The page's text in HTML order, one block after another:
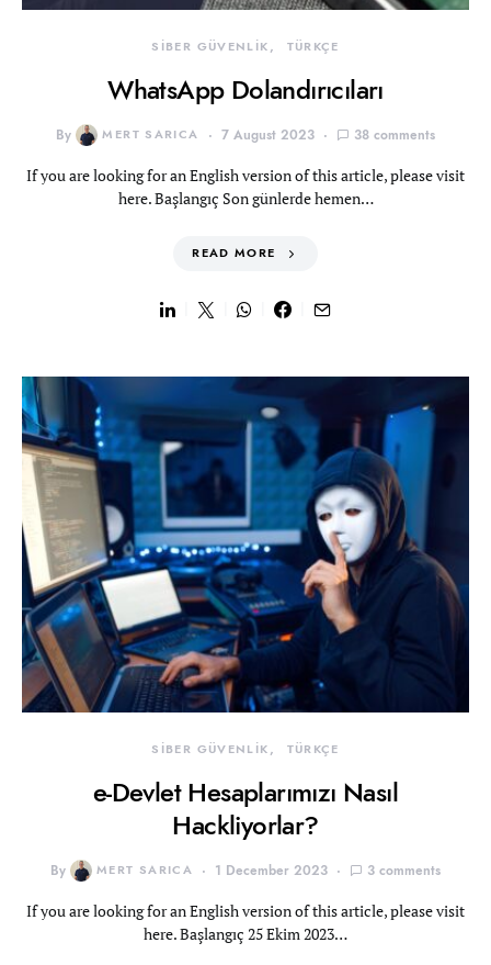
SİBER GÜVENLİK TÜRKÇE
WhatsApp Dolandırıcıları
By MERT SARICA 7 August 2023 38 comments
If you are looking for an English version of this article, please visit
here. Başlangıç Son günlerde hemen…
READ MORE
SİBER GÜVENLİK TÜRKÇE
e-Devlet Hesaplarımızı Nasıl
Hackliyorlar?
By MERT SARICA 1 December 2023 3 comments
If you are looking for an English version of this article, please visit
here. Başlangıç 25 Ekim 2023…